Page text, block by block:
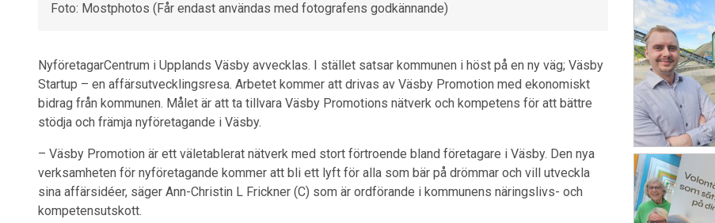
Foto: Mostphotos (Får endast användas med fotografens godkännande)
NyföretagarCentrum i Upplands Väsby avvecklas. I stället satsar kommunen i höst på en ny väg; Väsby
Startup – en affärsutvecklingsresa. Arbetet kommer att drivas av Väsby Promotion med ekonomiskt
bidrag från kommunen. Målet är att ta tillvara Väsby Promotions nätverk och kompetens för att bättre
stödja och främja nyföretagande i Väsby.
– Väsby Promotion är ett väletablerat nätverk med stort förtroende bland företagare i Väsby. Den nya
verksamheten för nyföretagande kommer att bli ett lyft för alla som bär på drömmar och vill utveckla
sina affärsidéer, säger Ann-Christin L Frickner (C) som är ordförande i kommunens näringslivs- och
kompetensutskott.